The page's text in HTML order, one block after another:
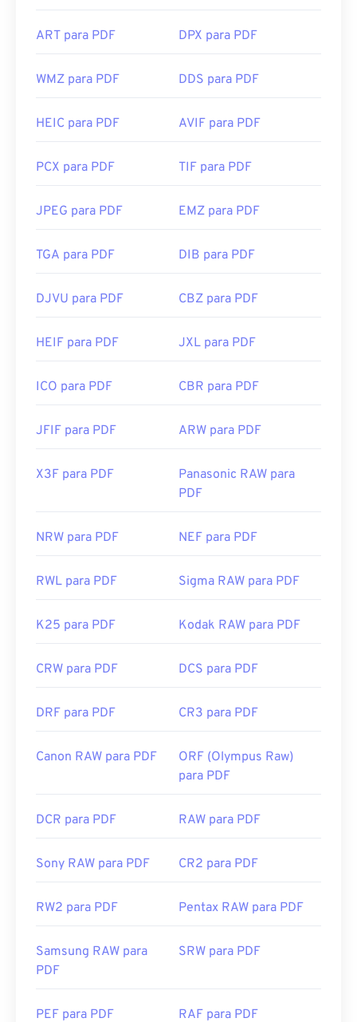
ART para PDF DPX para PDF
WMZ para PDF DDS para PDF
HEIC para PDF AVIF para PDF
PCX para PDF TIF para PDF
JPEG para PDF EMZ para PDF
TGA para PDF DIB para PDF
DJVU para PDF CBZ para PDF
HEIF para PDF JXL para PDF
ICO para PDF CBR para PDF
JFIF para PDF ARW para PDF
X3F para PDF
Panasonic RAW para
PDF
NRW para PDF NEF para PDF
RWL para PDF Sigma RAW para PDF
K25 para PDF Kodak RAW para PDF
CRW para PDF DCS para PDF
DRF para PDF CR3 para PDF
Canon RAW para PDF
ORF (Olympus Raw)
para PDF
DCR para PDF RAW para PDF
Sony RAW para PDF CR2 para PDF
RW2 para PDF Pentax RAW para PDF
Samsung RAW para
PDF
SRW para PDF
PEF para PDF RAF para PDF